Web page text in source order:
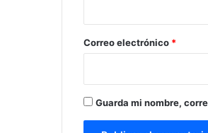
*
Correo electrónico *
Guarda mi nombre,